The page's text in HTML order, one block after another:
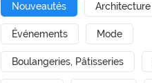
Nouveautés Architecture
Événements Mode
Boulangeries, Pâtisseries